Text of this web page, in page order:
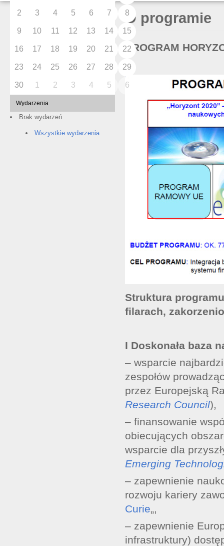
2 3 4 5 6 7 8
9 10 11 12 13 14 15
16 17 18 19 20 21 22
23 24 25 26 27 28 29
30 1 2 3 4 5 6
Wydarzenia
Brak wydarzeń
Wszystkie wydarzenia
O programie
PROGRAM
Struktura
filarach,
I Doskonała baza
– wsparcie
zespołów
przez Europejską
Research Council),
– finansowanie
obiecujących
wsparcie dla
Emerging
– zapewnienie
rozwoju kariery
Curie
– zapewnienie
infrastruktury)